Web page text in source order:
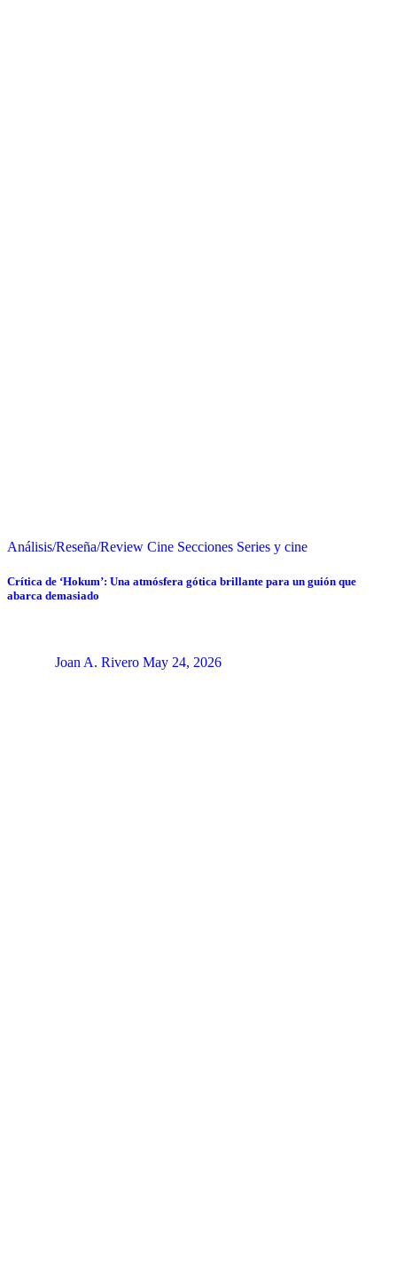
Análisis/Reseña/Review Cine Secciones Series y cine
Crítica de ‘Hokum’: Una atmósfera gótica brillante para un guión que
abarca demasiado
Joan A. Rivero May 24, 2026